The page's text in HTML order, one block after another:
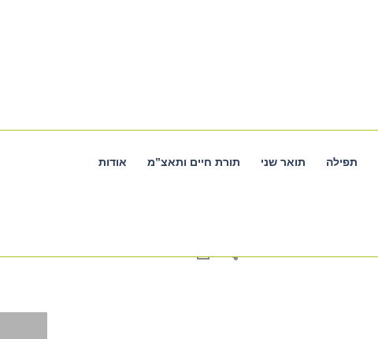
תפילה תואר שני תורת חיים ותאצ”מ אודות